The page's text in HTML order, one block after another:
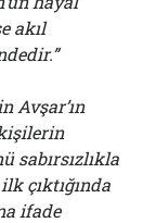
akıl
Avşar’ın
sabırsızlıkla
çıktığında
ifade